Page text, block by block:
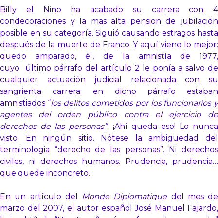
Billy el Nino ha acabado su carrera con 4
condecoraciones y la mas alta pension de jubilación
posible en su categoría. Siguió causando estragos hasta
después de la muerte de Franco. Y aquí viene lo mejor:
quedo amparado, él, de la amnistía de 1977,
cuyo último párrafo del artículo 2 le ponía a salvo de
cualquier actuación judicial relacionada con su
sangrienta carrera: en dicho párrafo estaban
amnistiados “los delitos cometidos por los funcionarios y
agentes del orden público contra el ejercicio de
derechos de las personas”. ¡Ahí queda eso! Lo nunca
visto. En ningún sitio. Nótese la ambigüedad del
terminologia “derecho de las personas”. Ni derechos
civiles, ni derechos humanos. Prudencia, prudencia…
que quede inconcreto…
En un artículo del Monde Diplomatiquedel mes de
marzo del 2007, el autor español José Manuel Fajardo,